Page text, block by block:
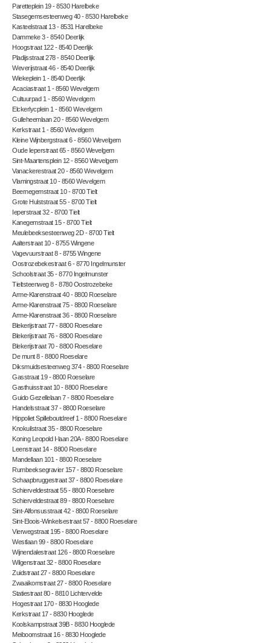
Paretteplein 19 - 8530 Harelbeke
Stasegemsesteenweg 40 - 8530 Harelbeke
Kasteelstraat 13 - 8531 Harelbeke
Dammeke 3 - 8540 Deerlijk
Hoogstraat 122 - 8540 Deerlijk
Pladijsstraat 278 - 8540 Deerlijk
Weverijstraat 46 - 8540 Deerlijk
Wiekeplein 1 - 8540 Deerlijk
Acaciastraat 1 - 8560 Wevelgem
Cultuurpad 1 - 8560 Wevelgem
Elckerlycplein 1 - 8560 Wevelgem
Gulleheemlaan 20 - 8560 Wevelgem
Kerkstraat 1 - 8560 Wevelgem
Kleine Wijnbergstraat 6 - 8560 Wevelgem
Oude Ieperstraat 65 - 8560 Wevelgem
Sint-Maartensplein 12 - 8560 Wevelgem
Vanackerestraat 20 - 8560 Wevelgem
Vlamingstraat 10 - 8560 Wevelgem
Beernegemstraat 10 - 8700 Tielt
Grote Hulststraat 55 - 8700 Tielt
Ieperstraat 32 - 8700 Tielt
Kanegemstraat 15 - 8700 Tielt
Meulebeeksesteenweg 2D - 8700 Tielt
Aalterstraat 10 - 8755 Wingene
Vagevuurstraat 8 - 8755 Wingene
Oostrozebekestraat 6 - 8770 Ingelmunster
Schoolstraat 35 - 8770 Ingelmunster
Tieltsteenweg 8 - 8780 Oostrozebeke
Arme-Klarenstraat 40 - 8800 Roeselare
Arme-Klarenstraat 75 - 8800 Roeselare
Arme-Klarenstraat 36 - 8800 Roeselare
Blekerijstraat 77 - 8800 Roeselare
Blekerijstraat 76 - 8800 Roeselare
Blekerijstraat 70 - 8800 Roeselare
De munt 8 - 8800 Roeselare
Diksmuidsesteenweg 374 - 8800 Roeselare
Gasstraat 19 - 8800 Roeselare
Gasthuisstraat 10 - 8800 Roeselare
Guido Gezellelaan 7 - 8800 Roeselare
Handelsstraat 37 - 8800 Roeselare
Hippoliet Spilleboutdreef 1 - 8800 Roeselare
Knokuilstraat 35 - 8800 Roeselare
Koning Leopold I-laan 20A - 8800 Roeselare
Leenstraat 14 - 8800 Roeselare
Mandellaan 101 - 8800 Roeselare
Rumbeeksegravier 157 - 8800 Roeselare
Schaapbruggestraat 37 - 8800 Roeselare
Schierveldestraat 55 - 8800 Roeselare
Schierveldestraat 89 - 8800 Roeselare
Sint-Alfonsusstraat 42 - 8800 Roeselare
Sint-Eloois-Winkelsestraat 57 - 8800 Roeselare
Vierwegstraat 195 - 8800 Roeselare
Westlaan 99 - 8800 Roeselare
Wijnendalestraat 126 - 8800 Roeselare
Wilgenstraat 32 - 8800 Roeselare
Zuidstraat 27 - 8800 Roeselare
Zwaaikomstraat 27 - 8800 Roeselare
Statiestraat 80 - 8810 Lichtervelde
Hogestraat 170 - 8830 Hooglede
Kerkstraat 17 - 8830 Hooglede
Koolskampstraat 39B - 8830 Hooglede
Meiboomstraat 16 - 8830 Hooglede